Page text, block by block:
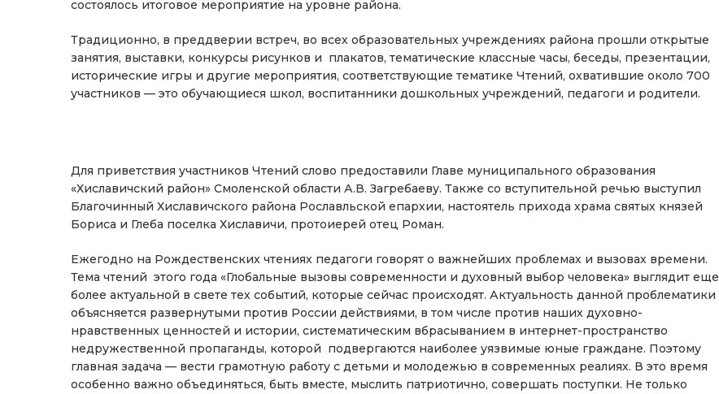
состоялось итоговое мероприятие на уровне района.
Традиционно, в преддверии встреч, во всех образовательных учреждениях района прошли открытые
занятия, выставки, конкурсы рисунков и плакатов, тематические классные часы, беседы, презентации,
исторические игры и другие мероприятия, соответствующие тематике Чтений, охватившие около 700
участников — это обучающиеся школ, воспитанники дошкольных учреждений, педагоги и родители.
Для приветствия участников Чтений слово предоставили Главе муниципального образования
«Хиславичский район» Смоленской области А.В. Загребаеву. Также со вступительной речью выступил
Благочинный Хиславичского района Рославльской епархии, настоятель прихода храма святых князей
Бориса и Глеба поселка Хиславичи, протоиерей отец Роман.
Ежегодно на Рождественских чтениях педагоги говорят о важнейших проблемах и вызовах времени.
Тема чтений этого года «Глобальные вызовы современности и духовный выбор человека» выглядит еще
более актуальной в свете тех событий, которые сейчас происходят. Актуальность данной проблематики
объясняется развернутыми против России действиями, в том числе против наших духовно-
нравственных ценностей и истории, систематическим вбрасыванием в интернет-пространство
недружественной пропаганды, которой подвергаются наиболее уязвимые юные граждане. Поэтому
главная задача — вести грамотную работу с детьми и молодежью в современных реалиях. В это время
особенно важно объединяться, быть вместе, мыслить патриотично, совершать поступки. Не только